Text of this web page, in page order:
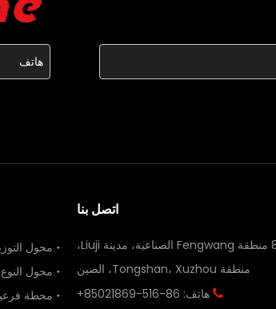
محول
محول
محطة
اتصل بنا
منطقة Tongshan، Xuzhou، الصين
 هاتف: 86-516-85021869+